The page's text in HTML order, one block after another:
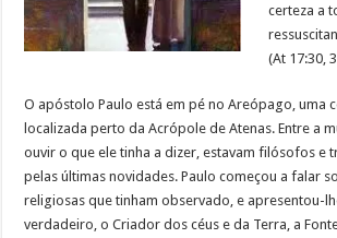
certeza a
(At 17:30,
O apóstolo Paulo está em pé no Areópago, uma
localizada perto da Acrópole de Atenas. Entre a
ouvir o que ele tinha a dizer, estavam filósofos e
pelas últimas novidades. Paulo começou a falar
religiosas que tinham observado, e apresentou-
verdadeiro, o Criador dos céus e da Terra, a